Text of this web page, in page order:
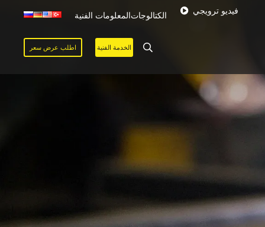
فيديو ترويجي الكتالوجاتالمعلومات الفنية
الخدمة الفنية اطلب عرض سعر